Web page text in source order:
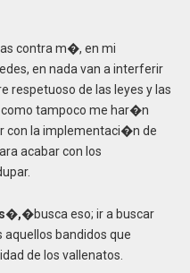
contra m�, en mi
en nada van a interferir
respetuoso de las leyes y las
tampoco me har�n
con la implementaci�n de
acabar con los
�busca eso; ir a buscar
bandidos que
de los vallenatos.